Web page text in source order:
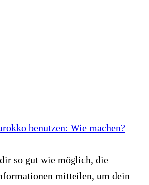
benutzen: Wie machen?
so gut wie möglich, die
mitteilen, um dein